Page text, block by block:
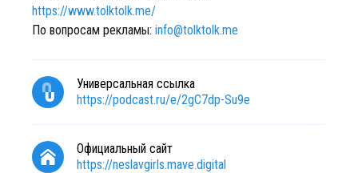
https://www.tolktolk.me/
По вопросам рекламы: info@tolktolk.me
Универсальная ссылка
https://podcast.ru/e/2gC7dp-Su9e
Официальный сайт
https://neslavgirls.mave.digital